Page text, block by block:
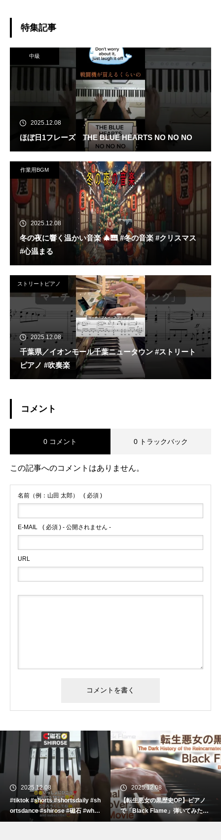
てみた#イースター #歌ってみ
特集記事
中級
2025.12.08
ほぼ日1フレーズ THE BLUE HEARTS NO NO NO
作業用BGM
2025.12.08
冬の夜に響く温かい音楽 🎄🎹 #冬の音楽 #クリスマス
#心温まる
ストリートピアノ
2025.12.08
千葉県／イオンモール千葉ニュータウン #ストリート
ピアノ #吹奏楽
コメント
0 コメント 0 トラックバック
この記事へのコメントはありません。
名前（例：山田 太郎） ( 必須 )
E-MAIL ( 必須 ) - 公開されません -
URL
2025.12.08
#tiktok #shorts #shortsdaily #sh
ortsdance #shirose #磁石 #whit
ejam #ピアノ初心者 #ピアノレッ
2025.12.08
【転生悪女の黒歴史OP】ピアノ
で「Black Flame」弾いてみた
（中～上級）【The Dark History